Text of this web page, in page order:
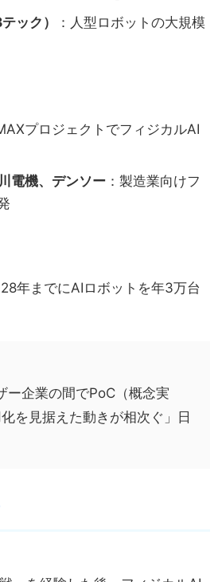
ック）
：人型ロボットの大規模
プロジェクトでフィジカルAI
電機、デンソー ：製造業向けフ
年までにAIロボットを年3万台
ー企業の間でPoC（概念実
を見据えた動きが相次ぐ」日